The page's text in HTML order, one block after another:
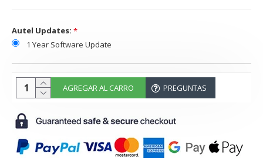
Autel Updates:
1 Year Software Update
AGREGAR AL CARRO PREGUNTAS